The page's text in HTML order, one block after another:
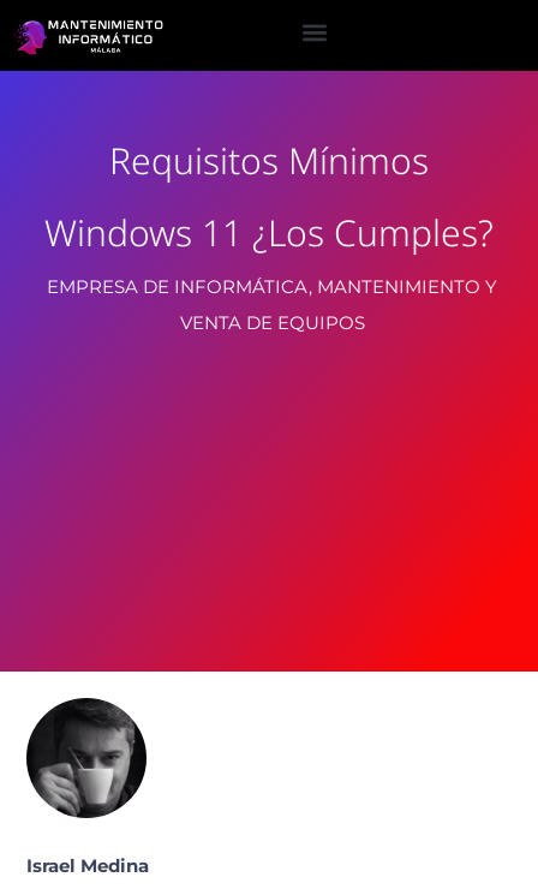
Requisitos Mínimos
Windows 11 ¿los Cumples?
EMPRESA DE INFORMÁTICA, MANTENIMIENTO Y
VENTA DE EQUIPOS
Israel Medina